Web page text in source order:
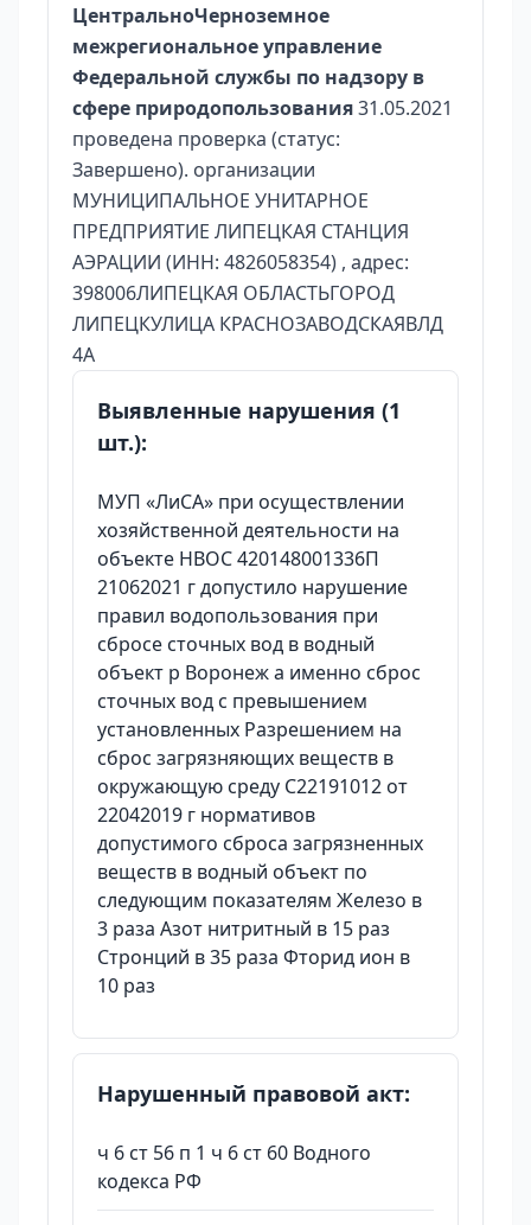
ЦентральноЧерноземное
межрегиональное управление
Федеральной службы по надзору в
сфере природопользования31.05.2021
проведена проверка (статус:
Завершено). организации
МУНИЦИПАЛЬНОЕ УНИТАРНОЕ
ПРЕДПРИЯТИЕ ЛИПЕЦКАЯ СТАНЦИЯ
АЭРАЦИИ (ИНН: 4826058354) , адрес:
398006ЛИПЕЦКАЯ ОБЛАСТЬГОРОД
ЛИПЕЦКУЛИЦА КРАСНОЗАВОДСКАЯВЛД
4А
Выявленные нарушения (1
шт.):
МУП «ЛиСА» при осуществлении
хозяйственной деятельности на
объекте НВОС 420148001336П
21062021 г допустило нарушение
правил водопользования при
сбросе сточных вод в водный
объект р Воронеж а именно сброс
сточных вод с превышением
установленных Разрешением на
сброс загрязняющих веществ в
окружающую среду C22191012 от
22042019 г нормативов
допустимого сброса загрязненных
веществ в водный объект по
следующим показателям Железо в
3 раза Азот нитритный в 15 раз
Стронций в 35 раза Фторид ион в
10 раз
Нарушенный правовой акт:
ч 6 ст 56 п 1 ч 6 ст 60 Водного
кодекса РФ